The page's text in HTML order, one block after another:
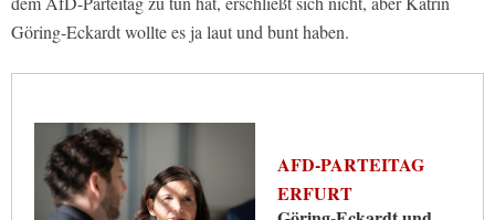
Göring-Eckardt wollte es ja laut und bunt haben.
AFD-PARTEITAG
ERFURT